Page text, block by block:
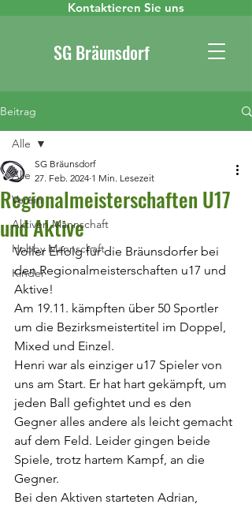
Kontaktieren Sie uns
SG Bräunsdorf
Beitrag
Alle
Verein
Aktiven Mannschaft
Hobby Mannschaft
Kinder
Alle
Regionalmeisterschaften U17
und Aktive
SG Bräunsdorf
27. Feb. 2024 1 Min. Lesezeit
Voller Erfolg für die Bräunsdorfer bei
den Regionalmeisterschaften u17 und
Aktive!
Am 19.11. kämpften über 50 Sportler
um die Bezirksmeistertitel im Doppel,
Mixed und Einzel.
Henri war als einziger u17 Spieler von
uns am Start. Er hat hart gekämpft, um
jeden Ball gefightet und es den
Gegner alles andere als leicht gemacht
auf dem Feld. Leider gingen beide
Spiele, trotz hartem Kampf, an die
Gegner.
Bei den Aktiven starteten Adrian,